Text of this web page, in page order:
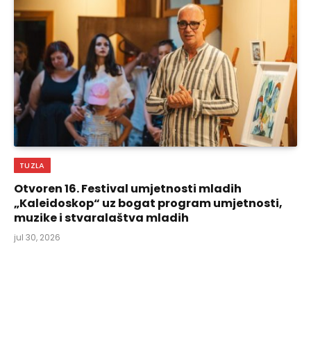
TUZLA
Otvoren 16. Festival umjetnosti mladih
„Kaleidoskop“ uz bogat program umjetnosti,
muzike i stvaralaštva mladih
jul 30, 2026